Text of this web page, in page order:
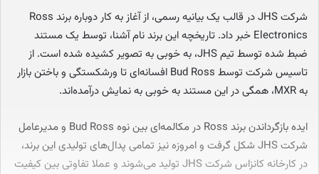
شرکت JHS در قالب یک بیانیه رسمی، از آغاز به کار دوباره برند Ross
Electronics خبر داد. تاریخچه این برند نام آشنا، توسط یک مستند
ضبط شده توسط تیم JHS، به خوبی به تصویر کشیده شده است. از
تاسیس شرکت توسط Bud Ross افسانه‌ای تا ورشکستگی و باختن بازار
به MXR، همگی در این مستند به خوبی به نمایش درآمده‌اند.
ایده بازگرداندن برند Ross در مکالمه‌ای بین نوه Bud Ross و مدیرعامل
شرکت JHS شکل گرفت و امروزه نیز تمامی پدال‌های تولیدی این برند،
در کارخانه کانزاس شرکت JHS تولید می‌شوند و عملا تفاوتی بین کیفیت